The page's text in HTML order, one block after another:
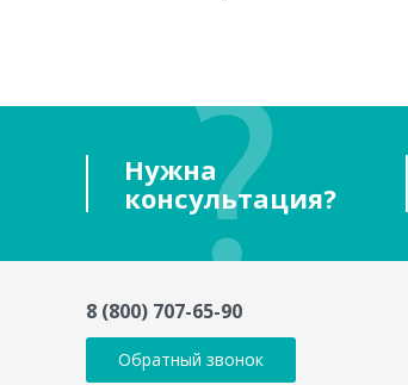
Нужна
консультация?
8 (800) 707-65-90
Обратный звонок